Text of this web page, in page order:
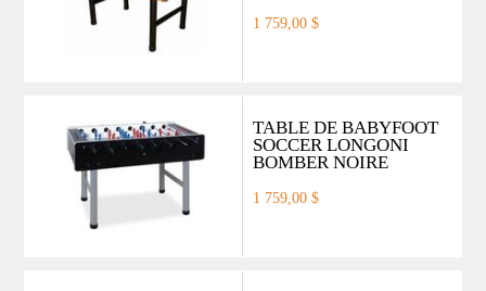
1 759,00 $
TABLE DE BABYFOOT
SOCCER LONGONI
BOMBER NOIRE
1 759,00 $